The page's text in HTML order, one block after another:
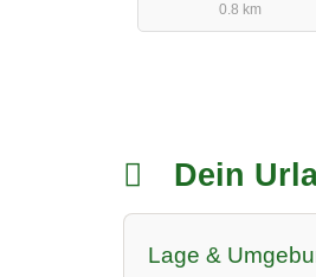
0.8 km
Dein
Lage &